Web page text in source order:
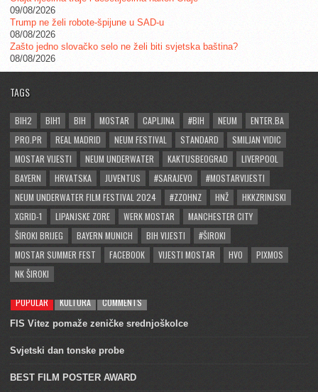
09/08/2026
Trump ne želi robote-špijune u SAD-u
08/08/2026
Zašto jedno slovačko selo ne želi biti svjetska baština?
08/08/2026
TAGS
BIH2 BIH1 BIH MOSTAR CAPLJINA #BIH NEUM
ENTER.BA
PRO.PR
REAL MADRID NEUM FESTIVAL STANDARD
SMILJAN VIDIC
MOSTAR VIJESTI
NEUM UNDERWATER KAKTUSBEOGRAD
LIVERPOOL
BAYERN
HRVATSKA JUVENTUS #SARAJEVO
#MOSTARVIJESTI
NEUM UNDERWATER FILM FESTIVAL 2024
#ZZOHNZ HNŽ
HKKZRINJSKI
XGRID-1
LIPANJSKE ZORE WERK MOSTAR
MANCHESTER CITY
ŠIROKI BRIJEG
BAYERN MUNICH BIH VIJESTI
#ŠIROKI
MOSTAR SUMMER FEST
FACEBOOK VIJESTI MOSTAR HVO
PIXMOS
NK ŠIROKI
POPULAR KULTURA COMMENTS
FIS Vitez pomaže zeničke srednjoškolce
Svjetski dan tonske probe
BEST FILM POSTER AWARD